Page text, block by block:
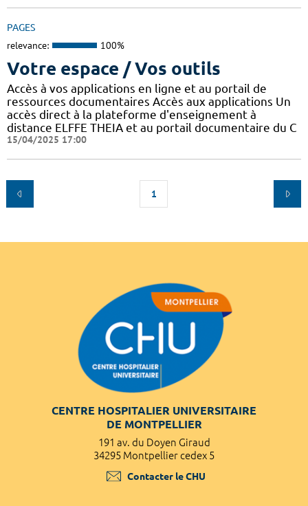
PAGES
relevance: 100%
Votre espace / Vos outils
Accès à vos applications en ligne et au portail de
ressources documentaires Accès aux applications Un
accès direct à la plateforme d'enseignement à
distance ELFFE THEIA et au portail documentaire du C
15/04/2025 17:00
1
CENTRE HOSPITALIER UNIVERSITAIRE
DE MONTPELLIER
191 av. du Doyen Giraud
34295 Montpellier cedex 5
Contacter le CHU